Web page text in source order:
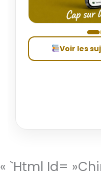
Voir les
« `html Id=